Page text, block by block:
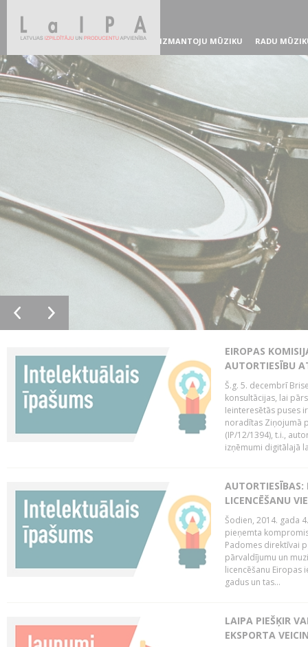
IZMANTOJU MŪZIKU RADU
EIROPAS
AUTORTIESĪBU
Š.g. 5. decembrī
konsultācijas, lai
Ieinteresētās puses
noradītas Ziņojumā
(IP/12/1394), t.i.,
izņēmumi digitālajā
AUTORTIESĪBAS:
LICENCĒŠANU
Šodien, 2014. gada
pieņemta
Padomes direktīvai
pārvaldījumu un
licencēšanu Eiropas
gadus un tas...
LAIPA PIEŠĶIR
EKSPORTA